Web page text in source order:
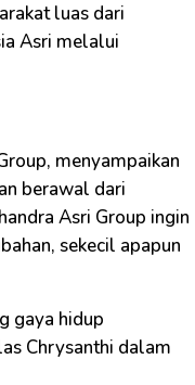
luas dari
Asri melalui
menyampaikan
berawal dari
Asri Group ingin
sekecil apapun
gaya hidup
Chrysanthi dalam